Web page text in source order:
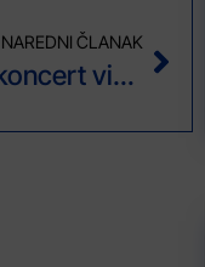
NAREDNI ČLANAK
U Domu mladih Tuzla održan koncert violina